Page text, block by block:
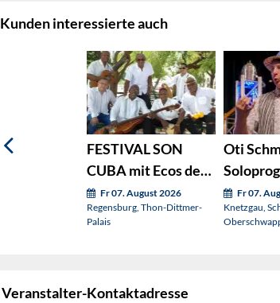
Kunden interessierte auch
FESTIVAL SON
CUBA mit Ecos de
Siboney
Fr 07. August 2026
Regensburg, Thon-Dittmer-
Palais
Oti
Lustig
Fr 07.
Knetzgau,
Veranstalter-Kontaktadresse